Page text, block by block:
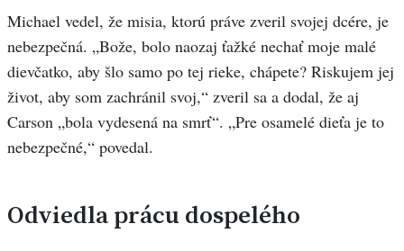
Michael vedel, že misia, ktorú práve zveril svojej dcére, je
nebezpečná. „Bože, bolo naozaj ťažké nechať moje malé
dievčatko, aby šlo samo po tej rieke, chápete? Riskujem jej
život, aby som zachránil svoj,“ zveril sa a dodal, že aj
Carson „bola vydesená na smrť“. „Pre osamelé dieťa je to
nebezpečné,“ povedal.
Odviedla prácu dospelého